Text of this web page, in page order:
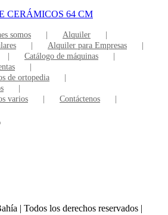
CERÁMICOS 64 CM
somos
Alquiler
Alquiler para Empresas
Catálogo de máquinas
de ortopedia
varios
Contáctenos
| Todos los derechos reservados |